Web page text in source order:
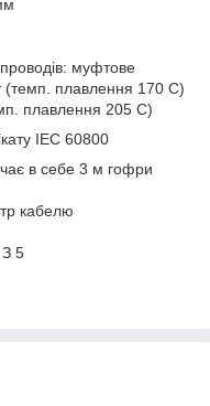
муфтове
(темп. плавлення 170 C)
плавлення 205 С)
IEC 60800
в себе 3 м гофри
кабелю
З 5